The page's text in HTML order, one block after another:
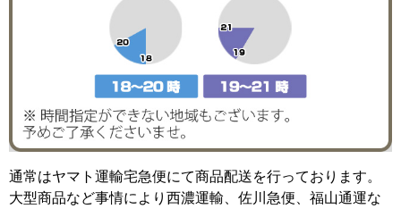
通常はヤマト運輸宅急便にて商品配送を行っております。
大型商品など事情により西濃運輸、佐川急便、福山通運な